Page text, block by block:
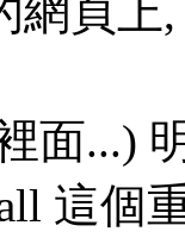
網頁
面...)
這個